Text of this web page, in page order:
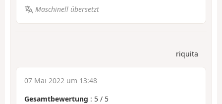
Maschinell übersetzt
riquita
07 Mai 2022 um 13:48
Gesamtbewertung : 5 / 5